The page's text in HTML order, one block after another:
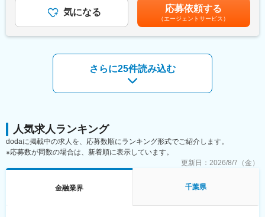
※土日祝日の勤務有り(休みに関してはローテーション制度)
■休日について：
・週休2日制となります。1か月～3週間前に休みの希望を提出す
ることができます。
変更の範囲：会社の定める業務
固定手当を含めた表記です。
気になる 応募依頼する
（エージェントサービス）
さらに25件読み込む
人気求人ランキング
dodaに掲載中の求人を、応募数順にランキング形式でご紹介します。
※応募数が同数の場合は、新着順に表示しています。
更新日： 2026/8/7（金）
金融業界 千葉県